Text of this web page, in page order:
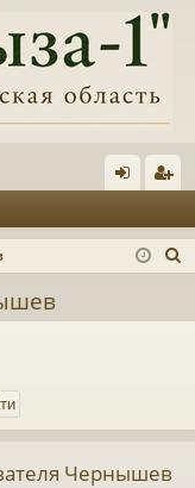
д ис
Чернышев